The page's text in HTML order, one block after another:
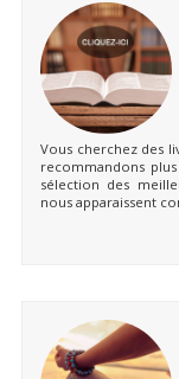
Vous cherchez des
recommandons
sélection des
nous apparaissent